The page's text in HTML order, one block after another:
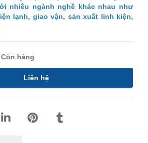
nhiều ngành nghề khác nhau như
lạnh, giao vận, sản xuất linh kiện,
Còn hàng
Liên hệ